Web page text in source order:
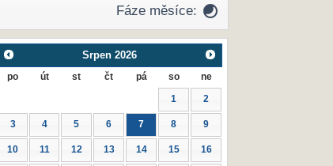
Fáze měsíce:
Srpen 2026
po út st čt pá so ne
1 2
3 4 5 6 7 8 9
10 11 12 13 14 15 16